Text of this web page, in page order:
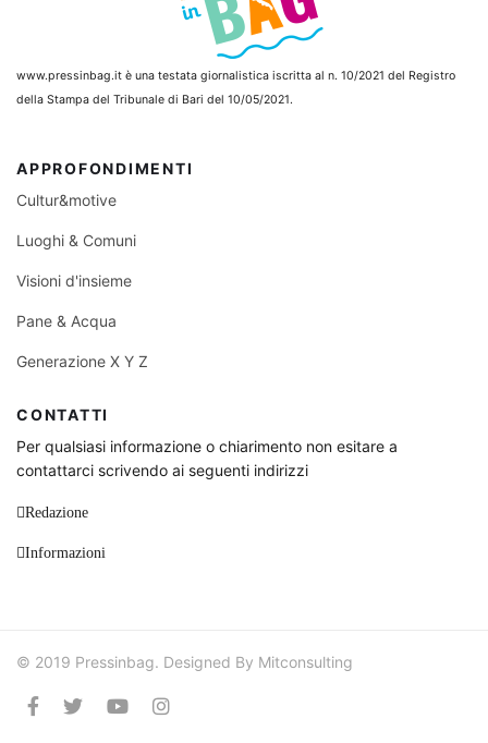
www.pressinbag.it è una testata giornalistica iscritta al n. 10/2021 del Registro
della Stampa del Tribunale di Bari del 10/05/2021.
APPROFONDIMENTI
Cultur&motive
Luoghi & Comuni
Visioni d'insieme
Pane & Acqua
Generazione X Y Z
CONTATTI
Per qualsiasi informazione o chiarimento non esitare a
contattarci scrivendo ai seguenti indirizzi
Redazione
Informazioni
© 2019 Pressinbag. Designed By Mitconsulting